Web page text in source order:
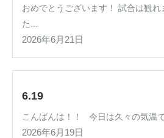
おめでとうございます！ 試合は観れ
た...
2026年6月21日
6.19
こんばんは！！ 今日は久々の気温で
2026年6月19日